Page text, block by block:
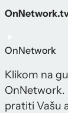
OnNetwork
Klikom na
OnNetwork.
pratiti Vašu